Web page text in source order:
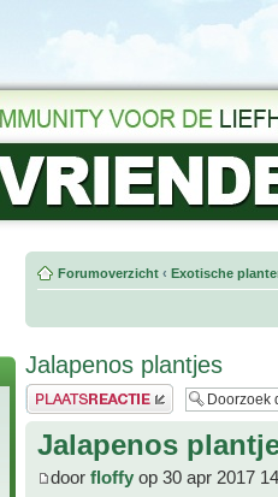
Forumoverzicht ‹ Exotische
Jalapenos plantjes
Plaats een reactie
Jalapenos
door floffy op 30 apr 2017